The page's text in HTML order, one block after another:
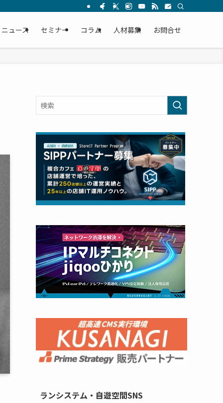
ニュース セミナー コラム 人材募集 お問合せ
ランシステム・自遊空間SNS